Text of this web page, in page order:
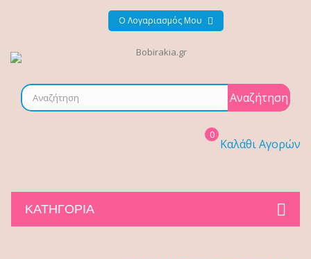
Ο Λογαριασμός Μου
Αναζήτηση
Καλάθι Αγορών
0
ΚΑΤΗΓΟΡΊΑ